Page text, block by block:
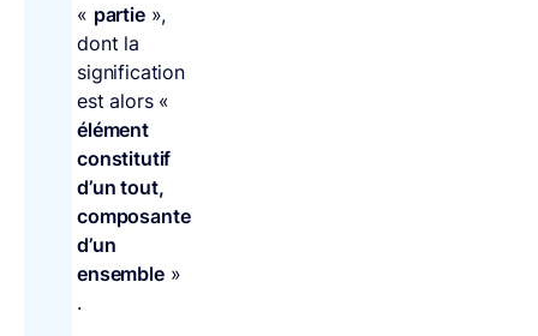
« partie»,
dont la
signification
est alors «
élément
constitutif
d’un tout,
composante
d’un
ensemble»
.